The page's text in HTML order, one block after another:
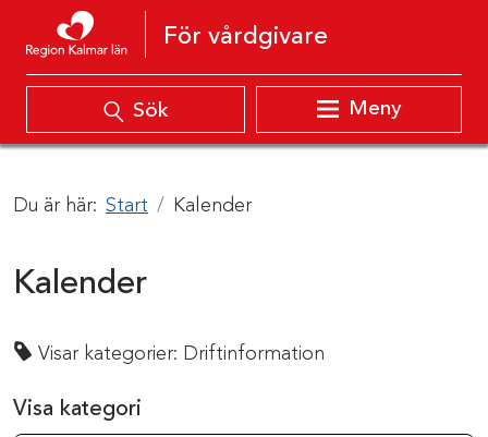
Hoppa till innehåll
För vårdgivare
Sök Meny
Du är här: Start Kalender
Kalender
Visar kategorier: Driftinformation
Visa kategori